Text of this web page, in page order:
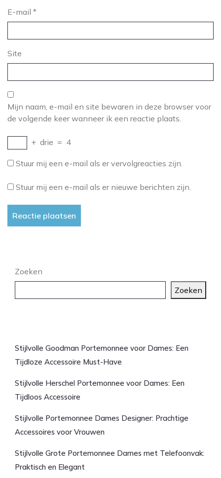
E-mail *
Site
Mijn naam, e-mail en site bewaren in deze browser voor
de volgende keer wanneer ik een reactie plaats.
+ drie = 4
Stuur mij een e-mail als er vervolgreacties zijn.
Stuur mij een e-mail als er nieuwe berichten zijn.
Zoeken
Zoeken
Stijlvolle Goodman Portemonnee voor Dames: Een
Tijdloze Accessoire Must-Have
Stijlvolle Herschel Portemonnee voor Dames: Een
Tijdloos Accessoire
Stijlvolle Portemonnee Dames Designer: Prachtige
Accessoires voor Vrouwen
Stijlvolle Grote Portemonnee Dames met Telefoonvak:
Praktisch en Elegant